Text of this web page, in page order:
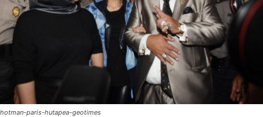
hotman-paris-hutapea-geotimes